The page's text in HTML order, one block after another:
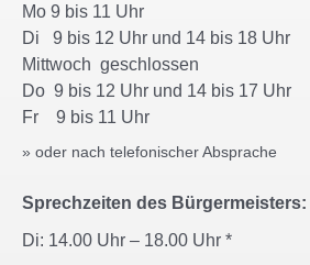
Mo 9 bis 11 Uhr
Di 9 bis 12 Uhr und 14 bis 18
Mittwoch geschlossen
Do 9 bis 12 Uhr und 14 bis 17
Fr 9 bis 11 Uhr
» oder nach telefonischer Absprache
Sprechzeiten des Bürgermeisters:
Di: 14.00 Uhr – 18.00 Uhr *